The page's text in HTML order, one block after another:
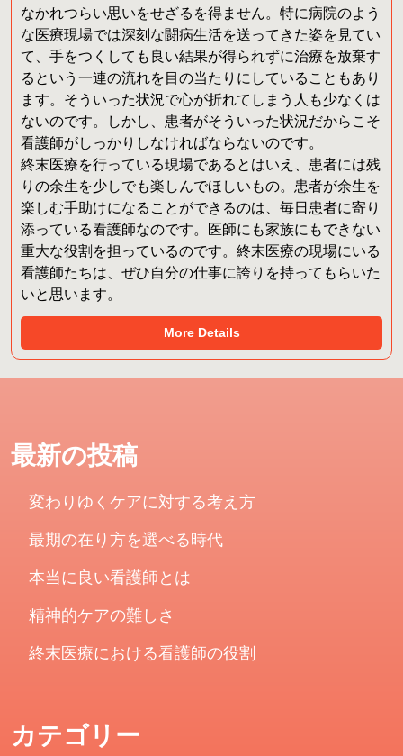
なかれつらい思いをせざるを得ません。特に病院のよう
な医療現場では深刻な闘病生活を送ってきた姿を見てい
て、手をつくしても良い結果が得られずに治療を放棄す
るという一連の流れを目の当たりにしていることもあり
ます。そういった状況で心が折れてしまう人も少なくは
ないのです。しかし、患者がそういった状況だからこそ
看護師がしっかりしなければならないのです。
終末医療を行っている現場であるとはいえ、患者には残
りの余生を少しでも楽しんでほしいもの。患者が余生を
楽しむ手助けになることができるのは、毎日患者に寄り
添っている看護師なのです。医師にも家族にもできない
重大な役割を担っているのです。終末医療の現場にいる
看護師たちは、ぜひ自分の仕事に誇りを持ってもらいた
いと思います。
More Details
最新の投稿
変わりゆくケアに対する考え方
最期の在り方を選べる時代
本当に良い看護師とは
精神的ケアの難しさ
終末医療における看護師の役割
カテゴリー